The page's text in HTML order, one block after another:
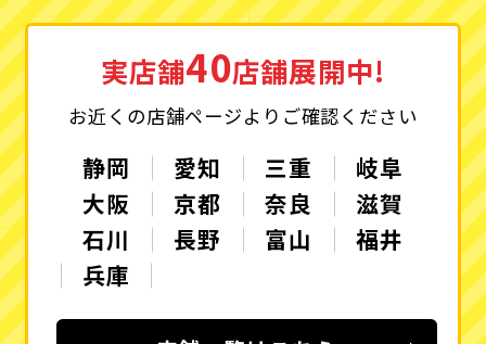
実店舗40店舗展開中!
お近くの店舗ページよりご確認ください
静岡 愛知 三重
岐阜
大阪
京都 奈良
滋賀
石川
長野 富山
福井
兵庫